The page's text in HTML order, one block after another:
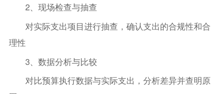
2、现场检查与抽查
对实际支出项目进行抽查，确认支出的合规性和合
理性
3、数据分析与比较
对比预算执行数据与实际支出，分析差异并查明原